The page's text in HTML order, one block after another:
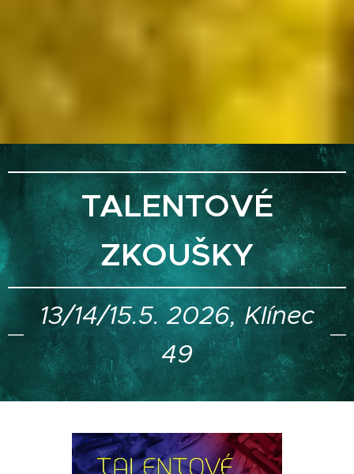
TALENTOVÉ
ZKOUŠKY
13/14/15.5. 2026, Klínec
49